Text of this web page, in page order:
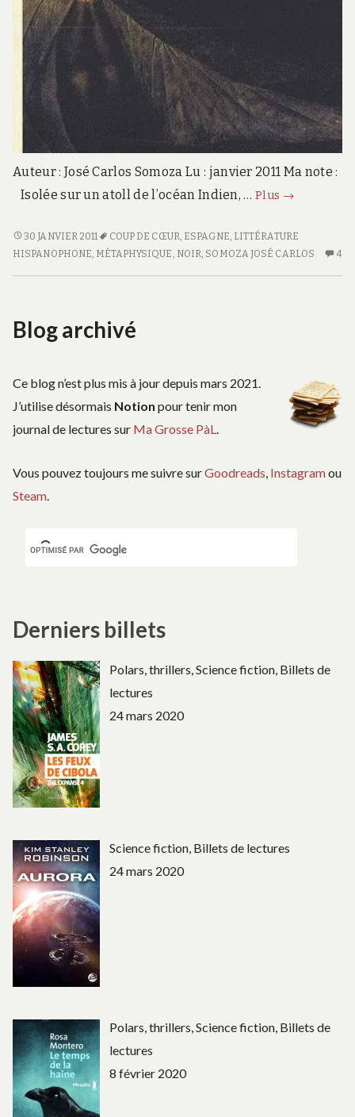
Auteur : José Carlos Somoza Lu : janvier 2011 Ma note :
Isolée sur un atoll de l’océan Indien, …Plus La
des
cordes
→
LA
THÉORIE
30 JANVIER 2011 COUP DE CŒUR, ESPAGNE, LITTÉRATURE
HISPANOPHONE, MÉTAPHYSIQUE , NOIR, SOMOZA JOSÉ CARLOS 4
Blog archivé
Ce blog n’est plus mis à jour depuis mars 2021.
J’utilise désormais Notion pour tenir mon
journal de lectures sur Ma Grosse PàL
Vous pouvez toujours me suivre surGoodreads, Instagramou
Steam.
Derniers billets
Polars, thrillers, Science fiction, Billets de
lectures
24 mars 2020
Science fiction, Billets de lectures
24 mars 2020
Polars, thrillers, Science fiction, Billets de
lectures
8 février 2020